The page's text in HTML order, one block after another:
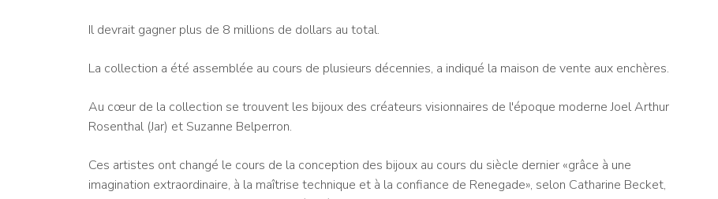
Il devrait gagner plus de 8 millions de dollars au total.
La collection a été assemblée au cours de plusieurs décennies, a indiqué la maison de vente aux enchères.
Au cœur de la collection se trouvent les bijoux des créateurs visionnaires de l'époque moderne Joel Arthur
Rosenthal (Jar) et Suzanne Belperron.
Ces artistes ont changé le cours de la conception des bijoux au cours du siècle dernier «grâce à une
imagination extraordinaire, à la maîtrise technique et à la confiance de Renegade», selon Catharine Becket,